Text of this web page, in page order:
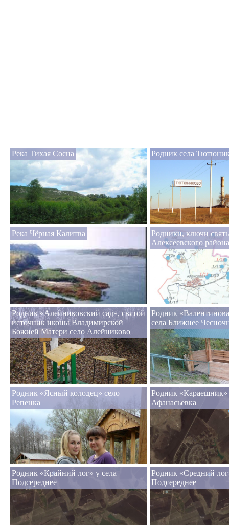
Река Тихая Сосна Родник села
Река Чёрная Калитва
Родники, ключи
Алексеевского района
Родник «Алейниковский сад», святой
источник иконы Владимирской
Божией Матери село Алейниково
Родник
села Ближнее
Родник «Ясный колодец» село
Репенка
Родник «Караешник»
Афанасьевка
Родник «Крайний лог» у села
Подсереднее
Родник «Средний
Подсереднее